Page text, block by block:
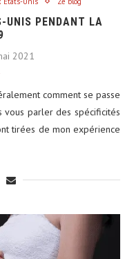
UNIS PENDANT LA
2021
comment se passe
vous parler des spécificités
tirées de mon expérience